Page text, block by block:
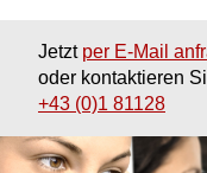
Jetzt per E-Mail
oder kontaktieren
+43 (0)1 81128